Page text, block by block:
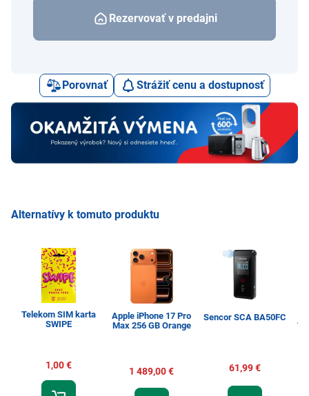
Rezervovať v predajni
Porovnať Strážiť cenu a dostupnosť
Alternatívy k tomuto produktu
Telekom SIM karta
SWIPE
1,00 €
Apple iPhone 17 Pro
Max 256 GB Orange
1 489,00 €
Sencor SCA BA50FC
61,99 €